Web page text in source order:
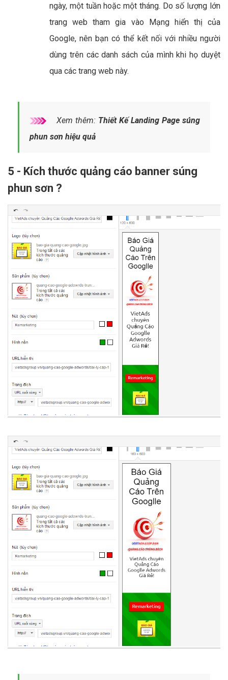
ngày, một tuần hoặc một tháng. Do số lượng lớn
trang web tham gia vào Mạng hiển thị của
Google, nên bạn có thể kết nối với nhiều người
dùng trên các danh sách của mình khi họ duyệt
qua các trang web này.
Xem thêm: Thiết Kế Landing Page súng
phun sơn hiệu quả
5 - Kích thước quảng cáo banner súng
phun sơn ?